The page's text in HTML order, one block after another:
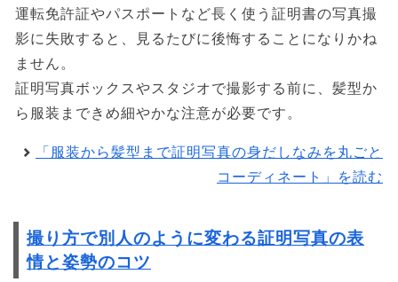
運転免許証やパスポートなど長く使う証明書の写真撮
影に失敗すると、見るたびに後悔することになりかね
ません。
証明写真ボックスやスタジオで撮影する前に、髪型か
ら服装まできめ細やかな注意が必要です。
「服装から髪型まで証明写真の身だしなみを丸ごと
コーディネート」を読む
撮り方で別人のように変わる証明写真の表
情と姿勢のコツ